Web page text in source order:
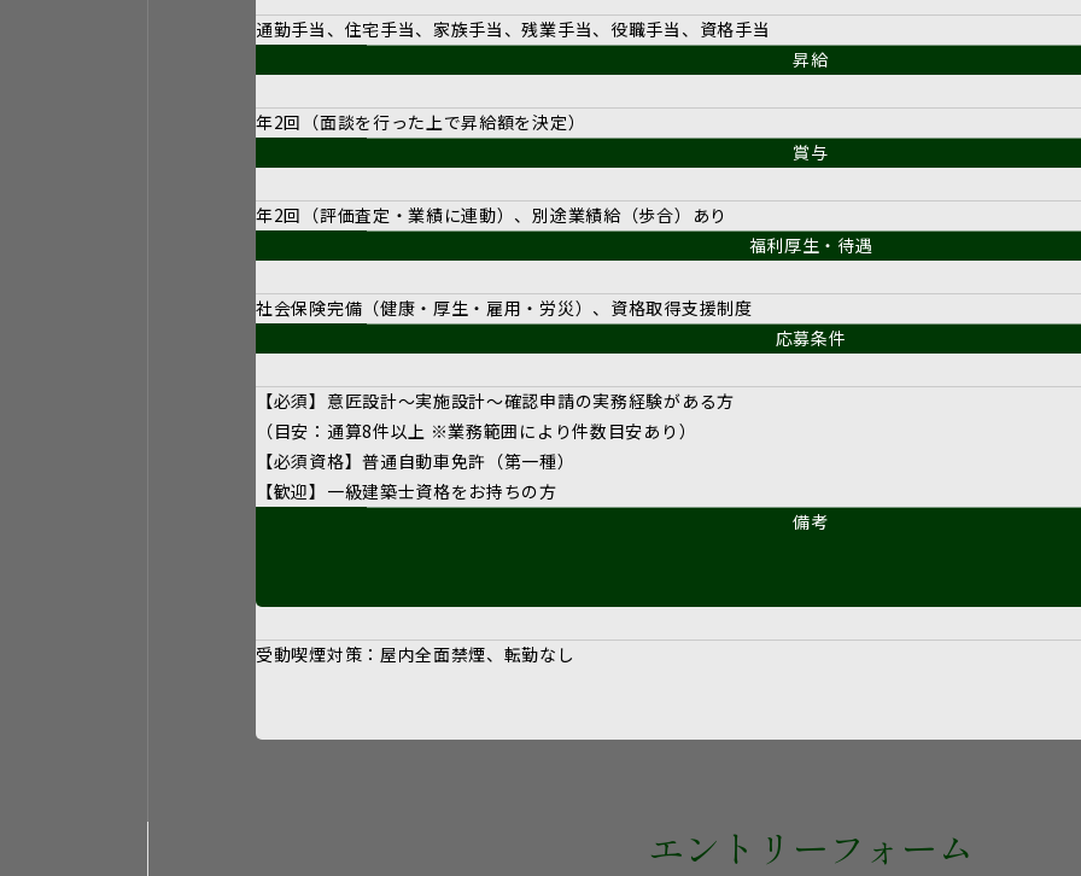
通勤手当、住宅手当、家族手当、残業手当、役職手当、資格手当
昇給
年2回（面談を行った上で昇給額を決定）
賞与
年2回（評価査定・業績に連動）、別途業績給（歩合）あり
福利厚生・待遇
社会保険完備（健康・厚生・雇用・労災）、資格取得支援制度
応募条件
【必須】意匠設計～実施設計～確認申請の実務経験がある方
（目安：通算8件以上 ※業務範囲により件数目安あり）
【必須資格】普通自動車免許（第一種）
【歓迎】一級建築士資格をお持ちの方
備考
受動喫煙対策：屋内全面禁煙、転勤なし
エントリーフォーム